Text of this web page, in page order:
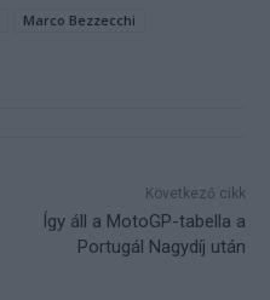
Marco Bezzecchi
Következő cikk
Így áll a MotoGP-tabella a
Portugál Nagydíj után